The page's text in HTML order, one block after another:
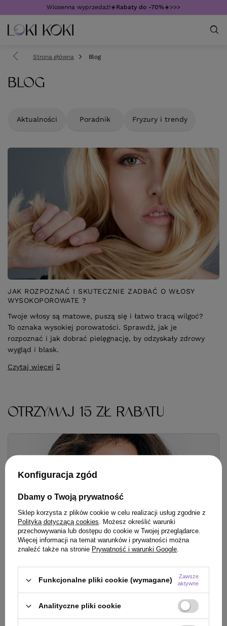
Wiosenna wyprzedaż!☀️Rabaty do -70%☀️>>>
Strona główna Blog
BLOG
Aktualności Poradnik Fryzury i trendy
JAK ROZPOZNAĆ I SKUTECZNIE ZADBAĆ O WŁOSY
WYSOKOPOROWATE ?
Twoje włosy są matowe, puszą się i łatwo tracą wilgoć?
To oznaka wysokiej porowatości. Sprawdź, jak je
rozpoznać i jak dobrać pielęgnację, by odzyskały zdrowy
wygląd i blask.
Czytaj więcej
OTRZYMAJ 15 ZŁ RABATU
Konfiguracja zgód
Dbamy o Twoją prywatność
Sklep korzysta z plików cookie w celu realizacji usług zgodnie z
Polityką dotyczącą cookies. Możesz określić warunki
przechowywania lub dostępu do cookie w Twojej przeglądarce.
Więcej informacji na temat warunków i prywatności można
znaleźć także na stronie Prywatność i warunki Google.
Funkcjonalne pliki cookie (wymagane)
Zawsze
aktywne
Analityczne pliki cookie